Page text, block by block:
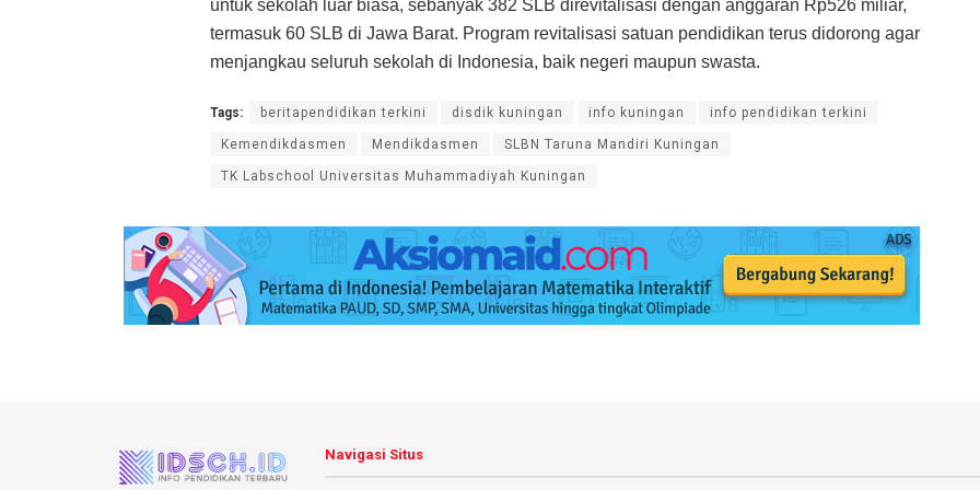
untuk sekolah luar biasa, sebanyak 382 SLB direvitalisasi dengan anggaran Rp526 miliar,
termasuk 60 SLB di Jawa Barat. Program revitalisasi satuan pendidikan terus didorong agar
menjangkau seluruh sekolah di Indonesia, baik negeri maupun swasta.
Tags: beritapendidikan terkini disdik kuningan info kuningan info pendidikan terkini
Kemendikdasmen Mendikdasmen SLBN Taruna Mandiri Kuningan
TK Labschool Universitas Muhammadiyah Kuningan
Navigasi Situs